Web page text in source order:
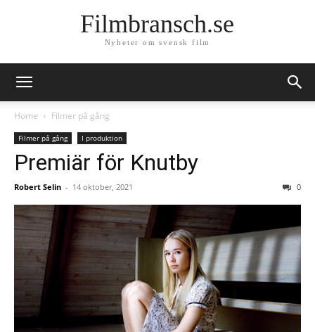
Filmbransch.se
Nyheter om svensk film
Home Filmer på gång
Filmer på gång I produktion
Premiär för Knutby
Robert Selin - 14 oktober, 2021 0